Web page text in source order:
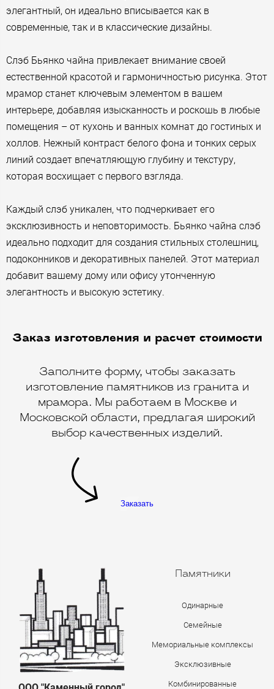
элегантный, он идеально вписывается как в
современные, так и в классические дизайны.
Слэб Бьянко чайна привлекает внимание своей
естественной красотой и гармоничностью рисунка. Этот
мрамор станет ключевым элементом в вашем
интерьере, добавляя изысканность и роскошь в любые
помещения – от кухонь и ванных комнат до гостиных и
холлов. Нежный контраст белого фона и тонких серых
линий создает впечатляющую глубину и текстуру,
которая восхищает с первого взгляда.
Каждый слэб уникален, что подчеркивает его
эксклюзивность и неповторимость. Бьянко чайна слэб
идеально подходит для создания стильных столешниц,
подоконников и декоративных панелей. Этот материал
добавит вашему дому или офису утонченную
элегантность и высокую эстетику.
Заказ изготовления и расчет стоимости
Заполните форму, чтобы заказать
изготовление памятников из гранита и
мрамора. Мы работаем в Москве и
Московской области, предлагая широкий
выбор качественных изделий.
Заказать
Памятники
Одинарные
Семейные
Мемориальные комплексы
Эксклюзивные
Комбинированные